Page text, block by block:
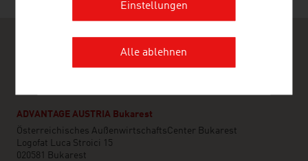
ADVANTAGE AUSTRIA Bukarest
Österreichisches AußenwirtschaftsCenter Bukarest
Logofat Luca Stroici 15
020581 Bukarest
Einstellungen
Alle ablehnen